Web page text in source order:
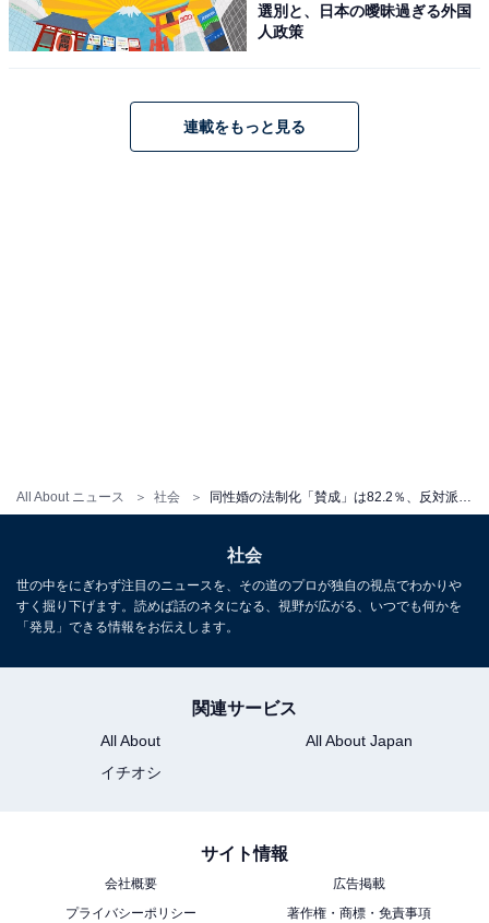
All About ニュース 社会
一方で「教えてもらったことがある」と回答した人は
た割合は高くなり、LGBTQ+への認知・理解が進んでい
る傾向が見受けられました。
選別と、日本の曖昧過ぎる外国
人政策
連載をもっと見る
社会
世の中をにぎわず注目のニュースを、その道のプロが独自の視点でわかりや
すく掘り下げます。読めば話のネタになる、視野が広がる、いつでも何かを
「発見」できる情報をお伝えします。
関連サービス
All About
All About Japan
イチオシ
サイト情報
会社概要
広告掲載
プライバシーポリシー
著作権・商標・免責事項